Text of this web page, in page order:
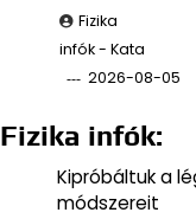
Fizika
infók - Kata
2026-08-05
Fizika infók:
Kipróbáltuk a
módszereit